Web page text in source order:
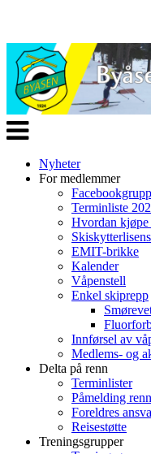
Veksle
navigasjon
Nyheter
For medlemmer
Terminliste
Hvordan kjøpe
Skiskytterlisens
EMIT-brikke
Kalender
Våpenstell
Enkel skiprepp
Innførsel av
Medlems- og
Delta på renn
Terminlister
Påmelding renn
Foreldres
Reisestøtte
Treningsgrupper